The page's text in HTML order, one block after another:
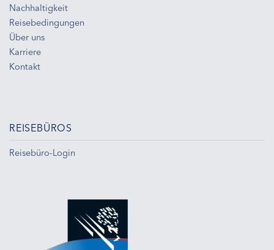
Nachhaltigkeit
Reisebedingungen
Über uns
Karriere
Kontakt
REISEBÜROS
Reisebüro-Login